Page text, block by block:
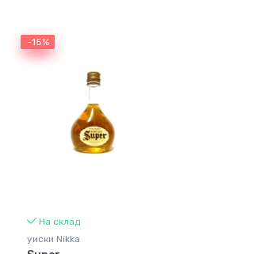
-15%
-15%
На склад
уиски Nikka